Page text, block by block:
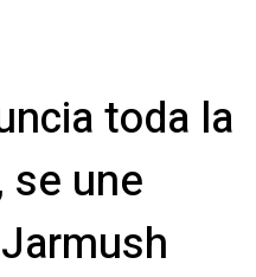
toda la
se une